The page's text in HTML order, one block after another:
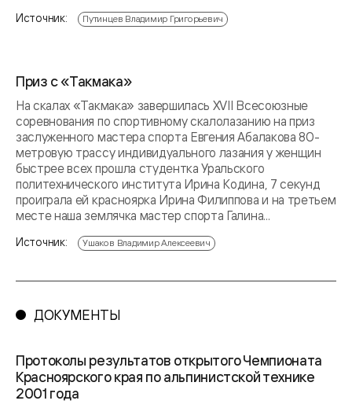
Источник: Путинцев Владимир Григорьевич
Приз с «Такмака»
На скалах «Такмака» завершилась XVII Всесоюзные
соревнования по спортивному скалолазанию на приз
заслуженного мастера спорта Евгения Абалакова 80-
метровую трассу индивидуального лазания у женщин
быстрее всех прошла студентка Уральского
политехнического института Ирина Кодина, 7 секунд
проиграла ей красноярка Ирина Филиппова и на третьем
месте наша землячка мастер спорта Галина...
Источник: Ушаков Владимир Алексеевич
ДОКУМЕНТЫ
Протоколы результатов открытого Чемпионата
Красноярского края по альпинистской технике
2001 года